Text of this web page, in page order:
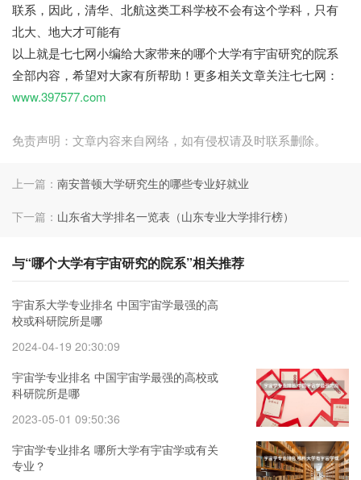
联系，因此，清华、北航这类工科学校不会有这个学科，只有
北大、地大才可能有
以上就是七七网小编给大家带来的哪个大学有宇宙研究的院系
全部内容，希望对大家有所帮助！更多相关文章关注七七网：
www.397577.com
免责声明：文章内容来自网络，如有侵权请及时联系删除。
上一篇： 南安普顿大学研究生的哪些专业好就业
下一篇： 山东省大学排名一览表（山东专业大学排行榜）
与“哪个大学有宇宙研究的院系”相关推荐
宇宙系大学专业排名 中国宇宙学最强的高
校或科研院所是哪
2024-04-19 20:30:09
宇宙学专业排名 中国宇宙学最强的高校或
科研院所是哪
2023-05-01 09:50:36
宇宙学专业排名 哪所大学有宇宙学或有关
专业？